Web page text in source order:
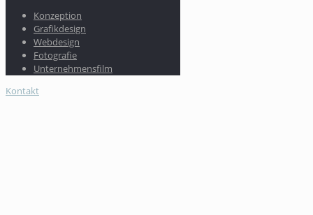
Konzeption
Grafikdesign
Webdesign
Fotografie
Unternehmensfilm
Kontakt